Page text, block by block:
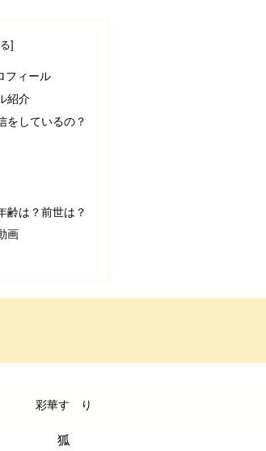
フィール
紹介
をしているの？
齢は？前世は？
画
彩華すゞり
狐